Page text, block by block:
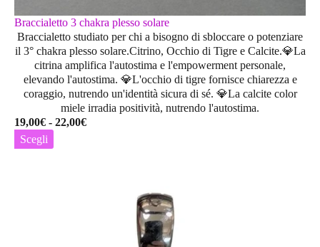
Braccialetto 3 chakra plesso solare
Braccialetto studiato per chi a bisogno di sbloccare o potenziare
il 3° chakra plesso solare.Citrino, Occhio di Tigre e Calcite.💎La
citrina amplifica l'autostima e l'empowerment personale,
elevando l'autostima. 💎L'occhio di tigre fornisce chiarezza e
coraggio, nutrendo un'identità sicura di sé. 💎La calcite color
miele irradia positività, nutrendo l'autostima.
19,00€ - 22,00€Fascia
Scegli